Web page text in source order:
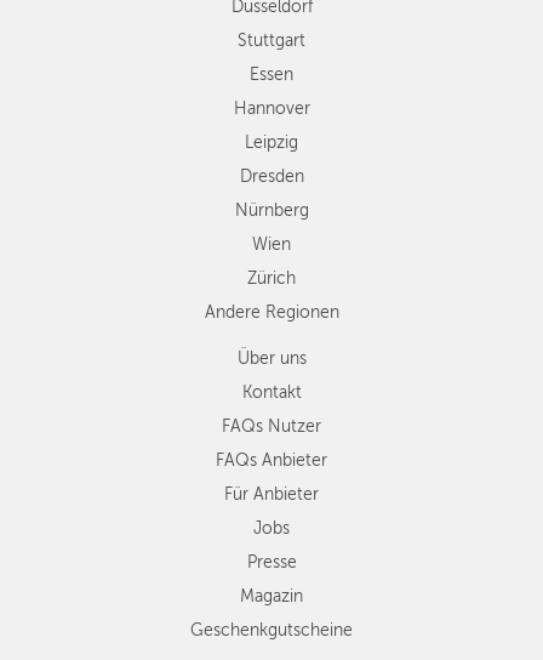
NÜRNBERG
ZÜRICH
Nürnberg
Wien
Zürich
Andere
Regionen
Düsseldorf
Stuttgart
Essen
Hannover
Leipzig
Dresden
Nürnberg
Wien
Zürich
Andere Regionen
Über uns
Kontakt
FAQs Nutzer
FAQs Anbieter
Für Anbieter
Jobs
Presse
Magazin
Geschenkgutscheine